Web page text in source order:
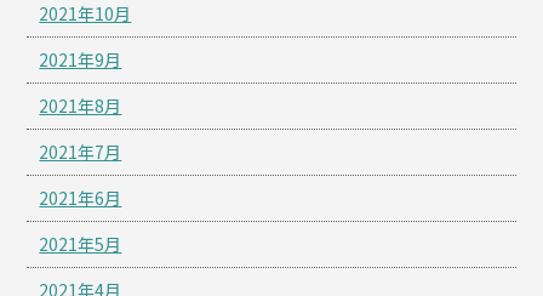
2021年10月
2021年9月
2021年8月
2021年7月
2021年6月
2021年5月
2021年4月